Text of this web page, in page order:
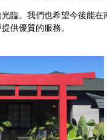
臨。我們也希望今後能在
供優質的服務。